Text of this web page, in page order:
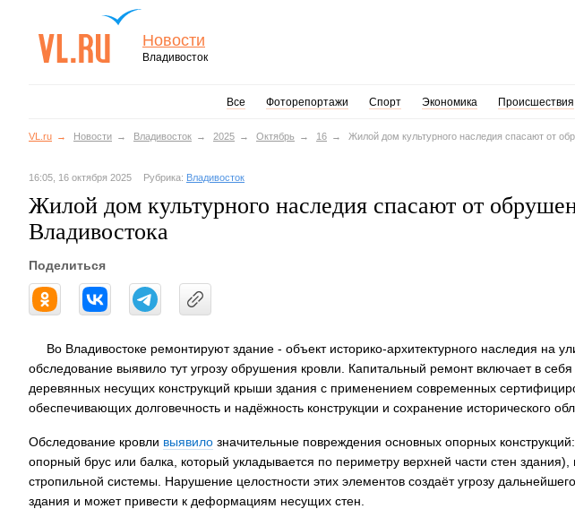
Новости
Владивосток
Все Фоторепортажи Спорт Экономика Происшествия
VL.ru Новости Владивосток 2025 Октябрь 16 Жилой дом культурного наследия спасают от
16:05, 16 октября 2025 Рубрика: Владивосток
Жилой дом культурного наследия спасают от
Владивостока
Поделиться
Во Владивостоке ремонтируют здание - объект историко-архитектурного наследия на
обследование выявило тут угрозу обрушения кровли. Капитальный ремонт включает в
деревянных несущих конструкций крыши здания с применением современных
обеспечивающих долговечность и надёжность конструкции и сохранение исторического
Обследование кровли выявило значительные повреждения основных опорных
опорный брус или балка, который укладывается по периметру верхней части стен здания),
стропильной системы. Нарушение целостности этих элементов создаёт угрозу
здания и может привести к деформациям несущих стен.